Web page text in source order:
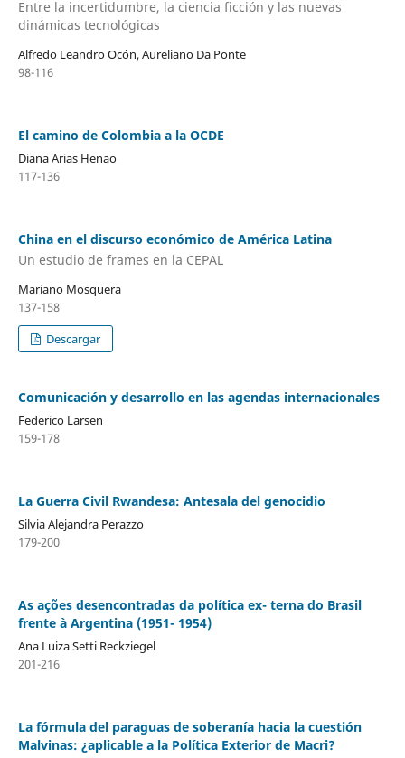
Entre la incertidumbre, la ciencia ficción y las nuevas
dinámicas tecnológicas
Alfredo Leandro Ocón, Aureliano Da Ponte
98-116
El camino de Colombia a la OCDE
Diana Arias Henao
117-136
China en el discurso económico de América Latina
Un estudio de frames en la CEPAL
Mariano Mosquera
137-158
Descargar
Comunicación y desarrollo en las agendas internacionales
Federico Larsen
159-178
La Guerra Civil Rwandesa: Antesala del genocidio
Silvia Alejandra Perazzo
179-200
As ações desencontradas da política ex- terna do Brasil
frente à Argentina (1951- 1954)
Ana Luiza Setti Reckziegel
201-216
La fórmula del paraguas de soberanía hacia la cuestión
Malvinas: ¿aplicable a la Política Exterior de Macri?